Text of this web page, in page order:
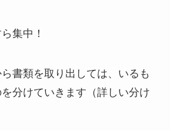
集中！
書類を取り出しては、いるも
分けていきます（詳しい分け